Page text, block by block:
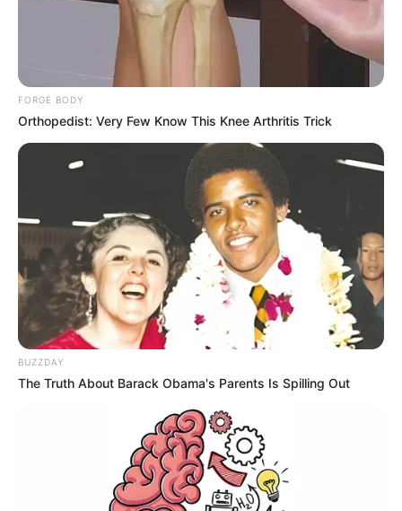
“T’es l’amour de ma vie,
à date, c’est faux” :
Antoine (Mariés au
premier regard) se
confie avec honnêteté
à Mélanie
FORGE BODY
Orthopedist: Very Few Know This Knee Arthritis Trick
BUZZDAY
The Truth About Barack Obama's Parents Is Spilling Out